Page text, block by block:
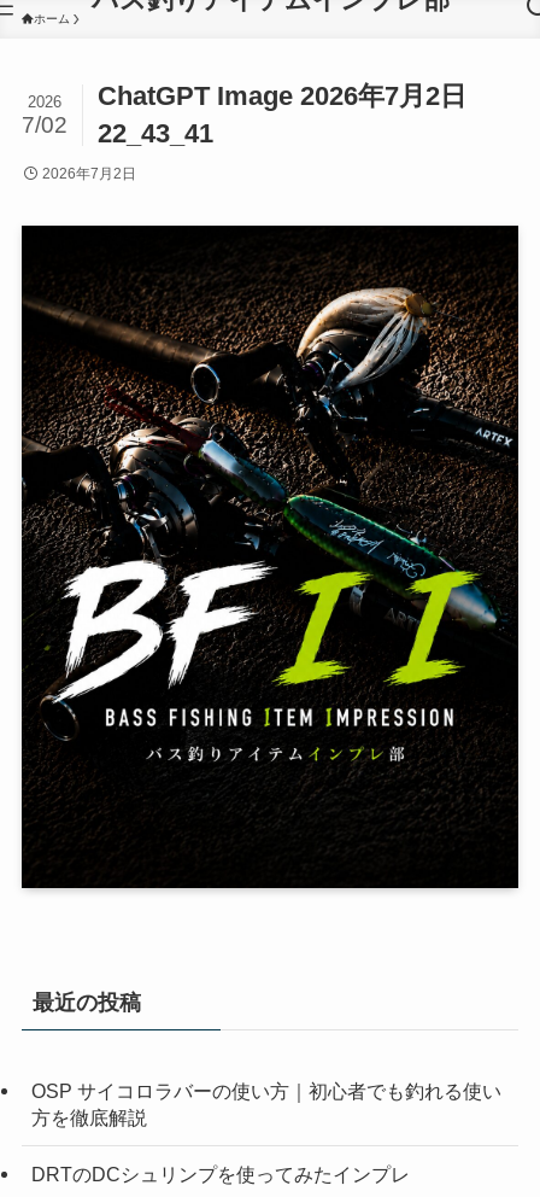
ホーム
ChatGPT Image 2026年7月2日
22_43_41
2026
7/02
2026年7月2日
最近の投稿
OSP サイコロラバーの使い方｜初心者でも釣れる使い
方を徹底解説
DRTのDCシュリンプを使ってみたインプレ